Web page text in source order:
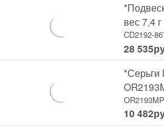
вес 7,4 г
CD2192-
28 535
*Серьги
10 482